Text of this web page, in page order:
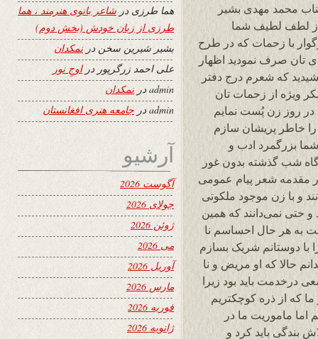
محمد مهدی بشیر
لطف لطیف شما
با زحمات که در طرح
تان صرف نمودید اظهار
که شعرم درج دفتر
ویژه از زحمات تان
روز زن پُست نمایم
خاطر پریشان سازم
بزرگمرد ادب و
شب گذشته بدون غور
مقدمه شعر پیام عمومی
و با زن موجود ملکوتی
و حتی نمی‌دانند که همین
به هر حال احساسم نا
با دوستانم شریک بسازم
حالا که او مریض و نا
درخدمت باید بود زیرا
ما که از ذره کوچکتریم
اما ماموریت ما در
باید کرد و
هما طرزی در شاعر بانوی هنرمند ، هما
طرزی از زبان خودش (بخش دوم)
بشیر شیرین سخن درنمکدان
علی احمد زرگرپور دراوجِ نور
adminدرنمکدان
admin در جامعه هنری افغانستان
آرشیو
آگوست 2026
جولای 2026
ژوئن 2026
می 2026
آوریل 2026
مارس 2026
فوریه 2026
ژانویه 2026